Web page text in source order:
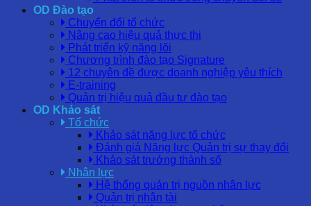
OD Đào tạo
Chuyển đổi tổ chức
Nâng cao hiệu quả thực thi
Phát triển kỹ năng lõi
Chương trình đào tạo Signature
12 chuyên đề được doanh nghiệp yêu thích
E-training
Quản trị hiệu quả đầu tư đào tạo
OD Khảo sát
Tổ chức
Khảo sát năng lực tổ chức
Đánh giá Năng lực Quản trị sự thay đổi
Khảo sát trưởng thành số
Nhân lực
Hệ thống quản trị nguồn nhân lực
Quản trị nhân tài